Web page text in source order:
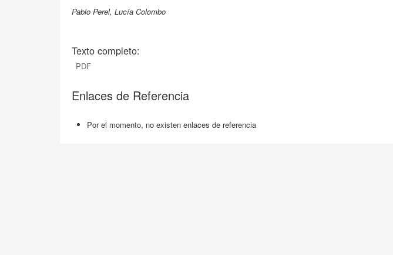
Pablo Perel, Lucía Colombo
Texto completo:
PDF
Enlaces de Referencia
Por el momento, no existen enlaces de referencia